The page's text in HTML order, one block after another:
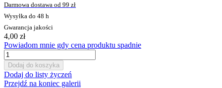
Darmowa dostawa od 99 zł
Wysyłka do 48 h
Gwarancja jakości
4,00 zł
Powiadom mnie gdy cena produktu spadnie
Dodaj do koszyka
Dodaj do listy życzeń
Przejdź na koniec galerii